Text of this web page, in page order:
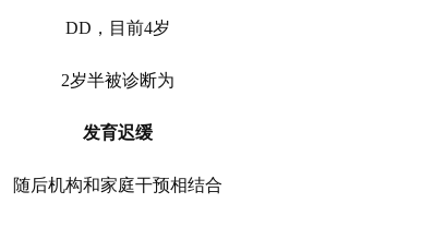
DD，目前4岁
2岁半被诊断为
发育迟缓
随后机构和家庭干预相结合